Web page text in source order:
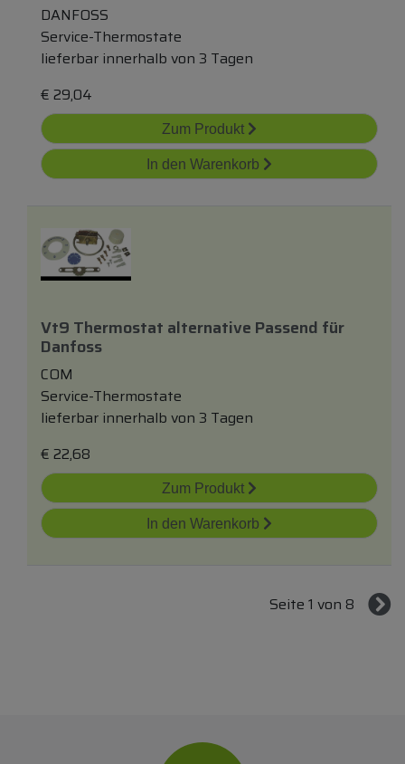
DANFOSS
Service-Thermostate
lieferbar innerhalb von 3 Tagen
€ 29,04
Zum Produkt
In den Warenkorb
Vt9 Thermostat alternativE Passend für
Danfoss
COM
Service-Thermostate
lieferbar innerhalb von 3 Tagen
€ 22,68
Zum Produkt
In den Warenkorb
Seite 1 von 8